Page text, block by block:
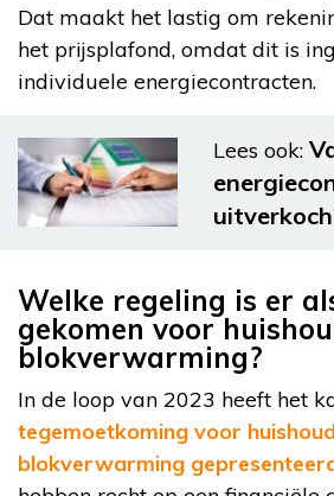
Dat maakt het lastig om
het prijsplafond, omdat dit is
individuele energiecontracten.
Lees ook:
Welke regeling is er
gekomen voor
blokverwarming?
In de loop van 2023 heeft het
tegemoetkoming voor
blokverwarming